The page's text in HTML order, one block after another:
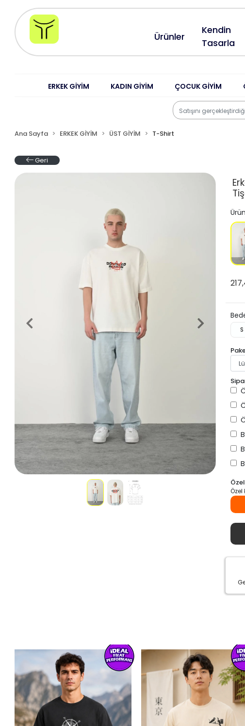
Ürünler
Kendin
Tasarla
ERKEK GİYİM KADIN GİYİM ÇOCUK GİYİM
Ana Sayfa ERKEK GİYİM ÜST GİYİM T-Shirt
Geri
S